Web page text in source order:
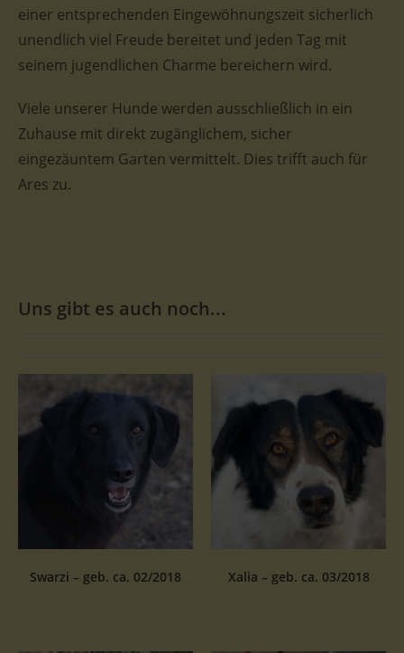
einer entsprechenden Eingewöhnungszeit sicherlich
unendlich viel Freude bereitet und jeden Tag mit
seinem jugendlichen Charme bereichern wird.
Viele unserer Hunde werden ausschließlich in ein
Zuhause mit direkt zugänglichem, sicher
eingezäuntem Garten vermittelt. Dies trifft auch für
Ares zu.
Uns gibt es auch noch...
Swarzi – geb. ca. 02/2018 Xalia – geb. ca. 03/2018